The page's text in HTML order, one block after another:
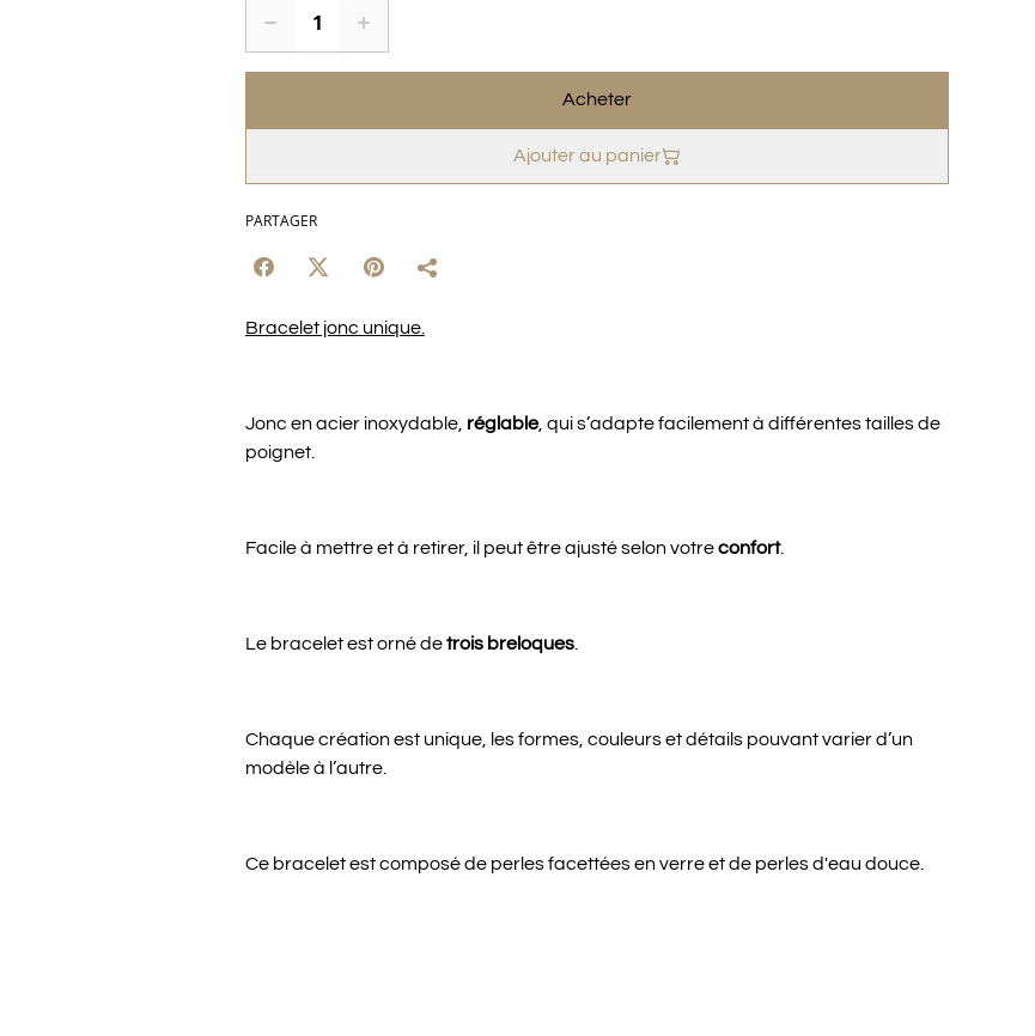
Acheter
Ajouter au panier
PARTAGER
Bracelet jonc unique.
Jonc en acier inoxydable, réglable, qui s’adapte facilement à différentes tailles de
poignet.
Facile à mettre et à retirer, il peut être ajusté selon votreconfort.
Le bracelet est orné detrois breloques
Chaque création est unique, les formes, couleurs et détails pouvant varier d’un
modèle à l’autre.
Ce bracelet est composé de perles facettées en verre et de perles d'eau douce.